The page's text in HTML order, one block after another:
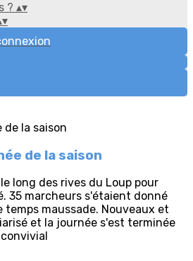
? ▴▾
▾
de la saison
long des rives du Loup pour
35 marcheurs s'étaient donné
maussade. Nouveaux et
et la journée s'est terminée